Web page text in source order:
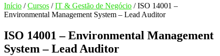
Início /Cursos /IT & Gestão de Negócio / ISO 14001 –
Environmental Management System – Lead Auditor
ISO 14001 – Environmental Management
System – Lead Auditor